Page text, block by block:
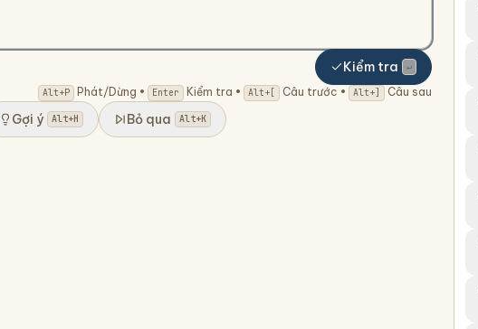
Kiểm tra ↵
Alt+P Phát/Dừng • Enter Kiểm tra • Alt+[ Câu trước • Alt+] Câu sau
Gợi ý Alt+H Bỏ qua Alt+K